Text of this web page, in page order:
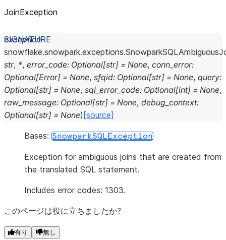
JoinException
exception
snowflake.snowpark.exceptions.
str, *, error_code: Optional[str] = None, conn_error:
Optional[Error] = None, sfqid: Optional[str] = None, query:
Optional[str] = None, sql_error_code: Optional[int] = None,
raw_message: Optional[str] = None, debug_context:
Optional[str] = None) [source]
Bases: SnowparkSQLException
Exception for ambiguous joins that are created from
the translated SQL statement.
Includes error codes: 1303.
このページは役に立ちましたか?
有り 無し